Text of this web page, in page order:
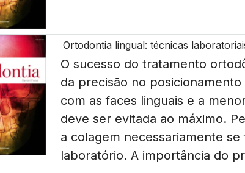
Ortodontia lingual: técnicas
O sucesso do tratamento
da precisão no
com as faces linguais e a
deve ser evitada ao máximo.
a colagem necessariamente
laboratório. A importância do